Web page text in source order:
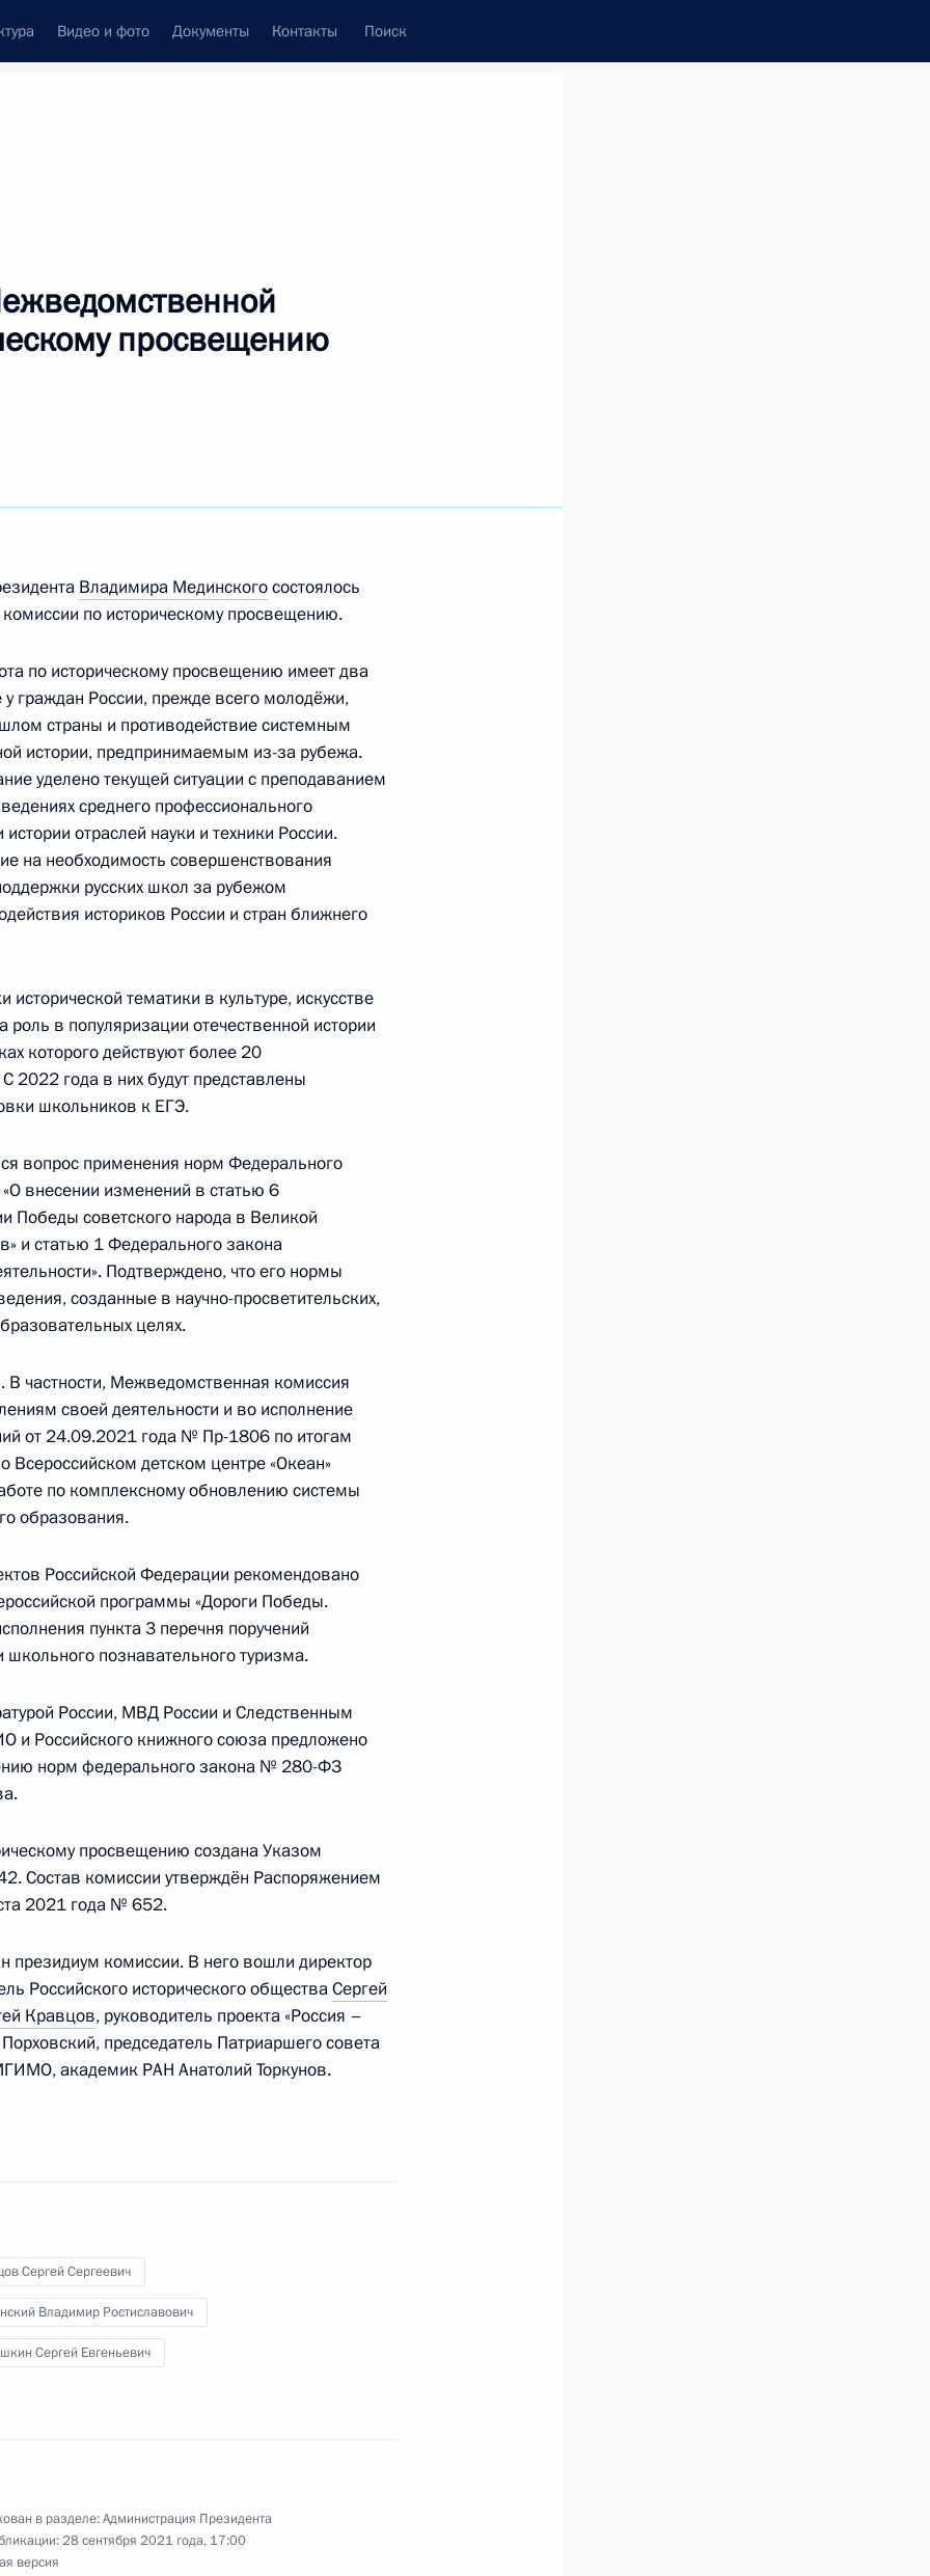
Видео и фото Документы Контакты Поиск
в Грецию
Митрополиту
Питириму
очередная поисковая
фронт»
павшим в годы
в церемонии
восстания
в работе форума
Мединским
просвещению
Владимира Мединскогосостоялось
по историческому просвещению.
по историческому просвещению имеет два
граждан России, прежде всего молодёжи,
страны и противодействие системным
истории, предпринимаемым из-за рубежа.
уделено текущей ситуации с преподаванием
среднего профессионального
отраслей науки и техники России.
на необходимость совершенствования
русских школ за рубежом
историков России и стран ближнего
тематики в культуре, искусстве
в популяризации отечественной истории
которого действуют более 20
2022 года в них будут представлены
школьников к ЕГЭ.
вопрос применения норм Федерального
внесении изменений в статью 6
Победы советского народа в Великой
и статью 1 Федерального закона
Подтверждено, что его нормы
созданные в научно-просветительских,
целях.
В частности, Межведомственная комиссия
своей деятельности и во исполнение
от 24.09.2021 года № Пр-1806 по итогам
детском центре «Океан»
по комплексному обновлению системы
образования.
Российской Федерации рекомендовано
программы «Дороги Победы.
пункта 3 перечня поручений
познавательного туризма.
России, МВД России и Следственным
и Российского книжного союза предложено
норм федерального закона № 280-ФЗ
просвещению создана Указом
Состав комиссии утверждён Распоряжением
2021 года № 652.
президиум комиссии. В него вошли директор
Российского исторического обществаСергей
Кравцов, руководитель проекта «Россия –
председатель Патриаршего совета
академик РАН Анатолий Торкунов.
Сергей Сергеевич
Владимир Ростиславович
Сергей Евгеньевич
в разделе:Администрация Президента
28 сентября 2021 года, 17:00
версия